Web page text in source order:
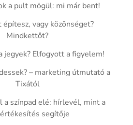
a pult mögül: mi már bent!
építesz, vagy közönséget?
Mindkettőt?
jegyek? Elfogyott a figyelem!
– marketing útmutató a
Tixától
a színpad elé: hírlevél, mint a
segítője